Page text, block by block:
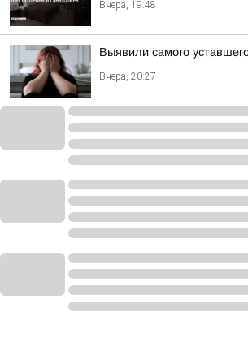
Вчера, 19:48
Выявили самого
Вчера, 20:27